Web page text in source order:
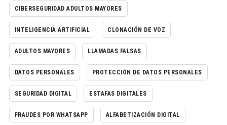
CIBERSEGURIDAD ADULTOS MAYORES
INTELIGENCIA ARTIFICIAL CLONACIÓN DE VOZ
ADULTOS MAYORES LLAMADAS FALSAS
DATOS PERSONALES PROTECCIÓN DE DATOS PERSONALES
SEGURIDAD DIGITAL ESTAFAS DIGITALES
FRAUDES POR WHATSAPP ALFABETIZACIÓN DIGITAL